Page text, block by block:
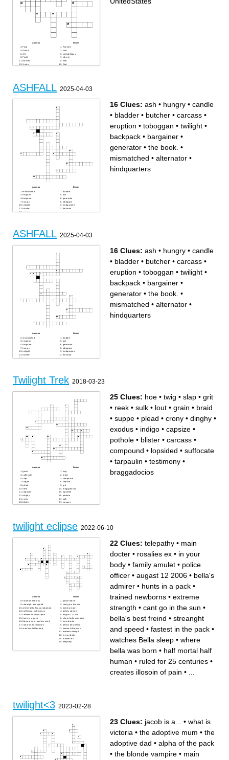
Across
Flag
Proud
All
Fight
Banner
Home
Down
Rockets
Hail
UnitedStates
Liberty
Red
God
ASHFALL 2025-04-03
Across
mismatched
eruption
bargainer
hungry
twilight
butcher
carcass
Down
bladder
ash
generator
toboggan
hindquarters
the book.
16 Clues: ash • hungry • candle
• bladder • butcher • carcass •
eruption • toboggan • twilight •
backpack • bargainer •
generator • the book. •
mismatched • alternator •
hindquarters
ASHFALL 2025-04-03
Across
mismatched
eruption
bargainer
hungry
twilight
butcher
carcass
Down
bladder
ash
generator
toboggan
hindquarters
the book.
16 Clues: ash • hungry • candle
• bladder • butcher • carcass •
eruption • toboggan • twilight •
backpack • bargainer •
generator • the book. •
mismatched • alternator •
hindquarters
Twilight Trek 2018-03-23
Across
grain
suffocate
slap
suppe
plead
reek
tarpaulin
dinghy
crony
blister
Down
twig
braid
compound
capsize
grit
braggadocios
lopsided
pothole
sulk
carcass
25 Clues: hoe • twig • slap • grit
• reek • sulk • lout • grain • braid
• suppe • plead • crony • dinghy •
exodus • indigo • capsize •
pothole • blister • carcass •
compound • lopsided • suffocate
• tarpaulin • testimony •
braggadocios
twilight eclipse 2022-06-10
Across
trained newborns
streanght and speed
where bella first got attacked
half mortal half human
creates illosoin of pain
hunts in a pack
Edward cant read her mind
ruled for 25 centuries
watches Bella sleep
Down
police officer
cant go in the sun
family amulet
bella's admirer
augast 12 2006
where bella was born
main docter
bella's best freind
fastest in the pack
extreme strength
in your body
rosalies ex
telepathy
22 Clues: telepathy • main
docter • rosalies ex • in your
body • family amulet • police
officer • augast 12 2006 • bella's
admirer • hunts in a pack •
trained newborns • extreme
strength • cant go in the sun •
bella's best freind • streanght
and speed • fastest in the pack •
watches Bella sleep • where
bella was born • half mortal half
human • ruled for 25 centuries •
creates illosoin of pain •
twilight<3 2023-02-28
23 Clues: jacob is a... • what is
victoria • the adoptive mum • the
adoptive dad • alpha of the pack
• the blonde vampire • main